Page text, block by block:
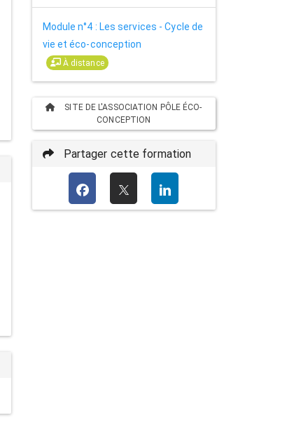
Module n°4 : Les services - Cycle de
vie et éco-conception
À distance
SITE DE L'ASSOCIATION PÔLE ÉCO-
CONCEPTION
Partager cette formation